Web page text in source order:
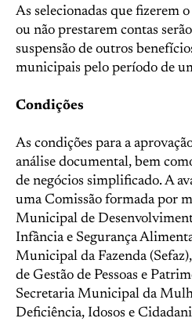
As selecionadas que fizerem
ou não prestarem contas
suspensão de outros
municipais pelo período de
Condições
As condições para a
análise documental, bem
de negócios simplificado. A
uma Comissão formada por
Municipal de
Infância e Segurança
Municipal da Fazenda
de Gestão de Pessoas e
Secretaria Municipal da
Deficiência, Idosos e